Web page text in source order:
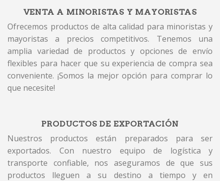
VENTA A MINORISTAS Y MAYORISTAS
Ofrecemos productos de alta calidad para minoristas y
mayoristas a precios competitivos. Tenemos una
amplia variedad de productos y opciones de envío
flexibles para hacer que su experiencia de compra sea
conveniente. ¡Somos la mejor opción para comprar lo
que necesite!
PRODUCTOS DE EXPORTACIÓN
Nuestros productos están preparados para ser
exportados. Con nuestro equipo de logística y
transporte confiable, nos aseguramos de que sus
productos lleguen a su destino a tiempo y en